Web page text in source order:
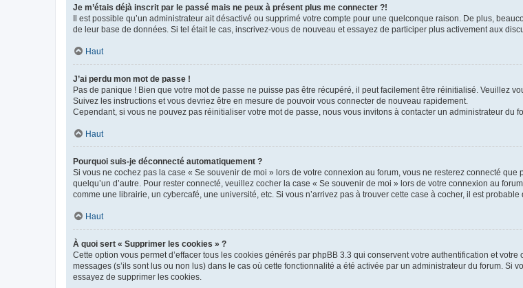
Je m’étais déjà inscrit par le passé mais ne peux à présent plus me connecter ?!
Il est possible qu’un administrateur ait désactivé ou supprimé votre compte pour une quelconque raison. De plus,
de leur base de données. Si tel était le cas, inscrivez-vous de nouveau et essayez de participer plus activement aux
Haut
J’ai perdu mon mot de passe !
Pas de panique ! Bien que votre mot de passe ne puisse pas être récupéré, il peut facilement être réinitialisé. Veuillez
Suivez les instructions et vous devriez être en mesure de pouvoir vous connecter de nouveau rapidement.
Cependant, si vous ne pouvez pas réinitialiser votre mot de passe, nous vous invitons à contacter un administrateur du
Haut
Pourquoi suis-je déconnecté automatiquement ?
Si vous ne cochez pas la case « Se souvenir de moi » lors de votre connexion au forum, vous ne resterez connecté
quelqu’un d’autre. Pour rester connecté, veuillez cocher la case « Se souvenir de moi » lors de votre connexion au
comme une librairie, un cybercafé, une université, etc. Si vous n’arrivez pas à trouver cette case à cocher, il est
Haut
À quoi sert « Supprimer les cookies » ?
Cette option vous permet d’effacer tous les cookies générés par phpBB 3.3 qui conservent votre authentification et
messages (s’ils sont lus ou non lus) dans le cas où cette fonctionnalité a été activée par un administrateur du forum. Si
essayez de supprimer les cookies.